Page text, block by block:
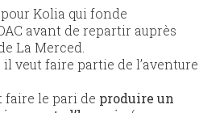
Kolia qui fonde
avant de repartir auprès
La Merced.
veut faire partie de l’aventure
faire le pari de produire un